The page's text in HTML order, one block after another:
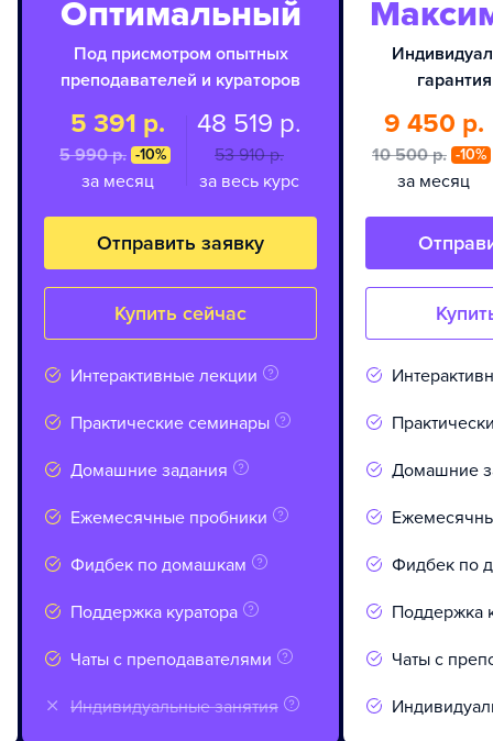
Оптимальный
Под присмотром опытных
преподавателей и кураторов
5 391 р.
5 990 p. -10%
за месяц
48 519 р.
53 910 p.
за весь курс
Отправить заявку
Купить сейчас
Интерактивные лекции
Практические семинары
Домашние задания
Ежемесячные пробники
Фидбек по домашкам
Поддержка куратора
Чаты с преподавателями
Индивидуальные занятия
9 450 р.
10 500 p. -10%
за месяц
Домашние
Фидбек по
Поддержка
Чаты с